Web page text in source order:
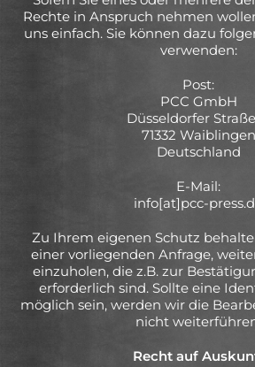
Rechte in Anspruch nehmen
uns einfach. Sie können dazu
verwenden:
Post:
PCC GmbH
Düsseldorfer Straße
71332 Waiblingen
Deutschland
E-Mail:
info[at]pcc-
Zu Ihrem eigenen Schutz
einer vorliegenden Anfrage,
einzuholen, die z.B. zur
erforderlich sind. Sollte eine
möglich sein, werden wir die
nicht
Recht auf